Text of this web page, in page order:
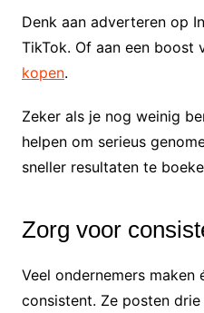
Denk aan adverteren op
TikTok. Of aan een boost
kopen.
Zeker als je nog weinig
helpen om serieus
sneller resultaten te
Zorg voor
Veel ondernemers
consistent. Ze posten